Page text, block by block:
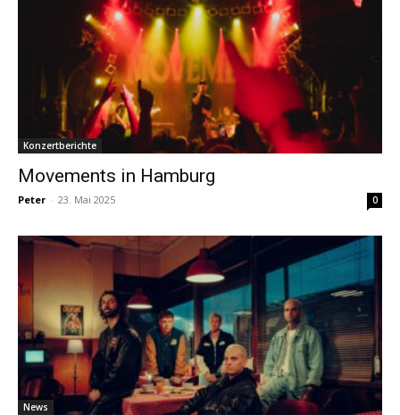
Konzertberichte
Movements in Hamburg
Peter - 23. Mai 2025 0
News